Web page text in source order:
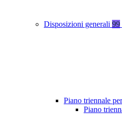
Disposizioni generali 99
Piano triennale
Piano